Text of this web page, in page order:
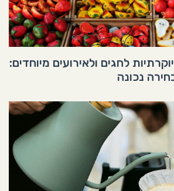
לחגים ולאירועים מיוחדים:
נכונה